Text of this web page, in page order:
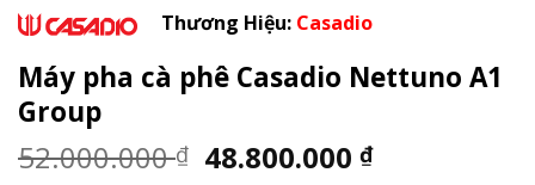
Thương Hiệu: Casadio
Máy pha cà phê Casadio Nettuno A1
Group
52.000.000₫ Giá
48.800.000₫Giá